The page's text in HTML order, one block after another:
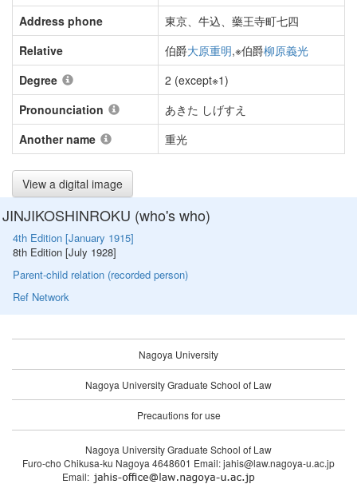
Address phone
東京、牛込、藥王寺町七四
Relative
伯爵大原重明,※伯爵柳原義光
Degree
2 (except※1)
Pronounciation
あきた しげすえ
Another name
重光
View a digital image
JINJIKOSHINROKU (who's who)
4th Edition [January 1915]
8th Edition [July 1928]
Parent-child relation (recorded person)
Ref Network
Nagoya University
Nagoya University Graduate School of Law
Precautions for use
Nagoya University Graduate School of Law
Furo-cho Chikusa-ku Nagoya 4648601 Email: jahis@law.nagoya-u.ac.jp
Email: